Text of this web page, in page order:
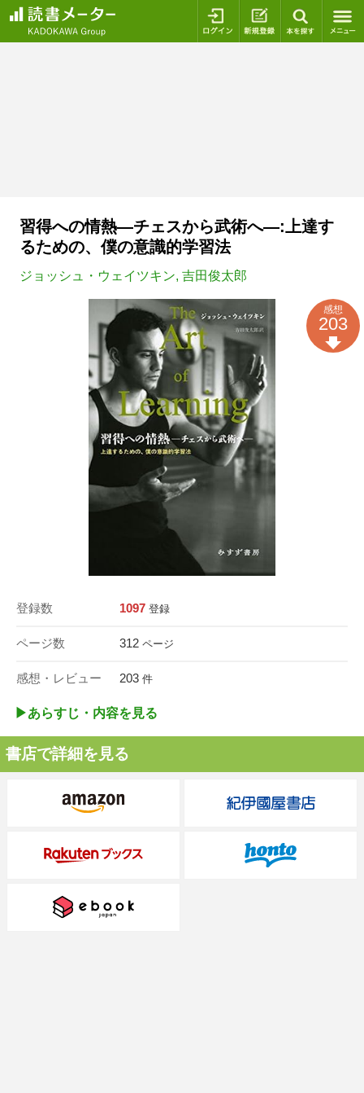
ログイン 新規登録
習得への情熱―チェスから武術へ―:上達す
るための、僕の意識的学習法
ジョッシュ・ウェイツキン, 吉田俊太郎
登録数 1097 登録
ページ数 312 ページ
感想・レビュー 203 件
感想
203
▶︎あらすじ・内容を見る
書店で詳細を見る